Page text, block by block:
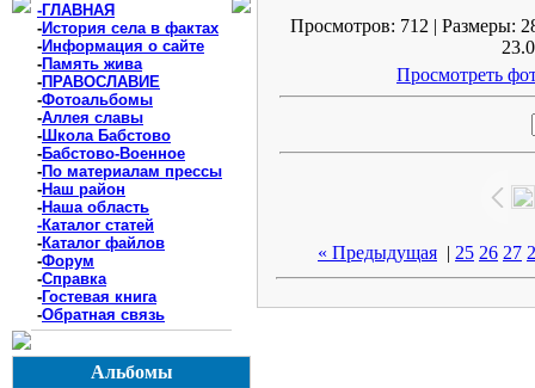
-ГЛАВНАЯ
-История села в фактах
-Информация о сайте
-Память жива
-ПРАВОСЛАВИЕ
-Фотоальбомы
-Аллея славы
-Школа Бабстово
-Бабстово-Военное
-По материалам прессы
-Наш район
-Наша область
-Каталог статей
-Каталог файлов
-Форум
-Справка
-Гостевая книга
-Обратная связь
Альбомы
Просмотров: 712 | Размеры:
Просмотреть
« Предыдущая | 25 26 27